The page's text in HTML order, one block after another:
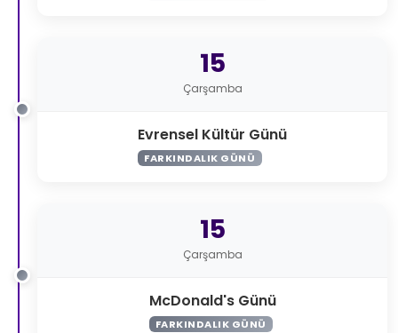
15
Çarşamba
Evrensel Kültür Günü
FARKINDALIK GÜNÜ
15
Çarşamba
McDonald's Günü
FARKINDALIK GÜNÜ